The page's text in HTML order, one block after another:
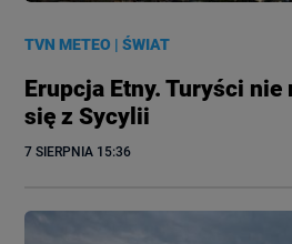
TVN METEO |ŚWIAT
Erupcja Etny. Turyści nie
się z Sycylii
7 SIERPNIA 15:36